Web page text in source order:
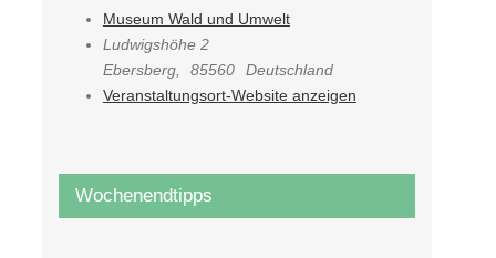
Museum Wald und Umwelt
Ludwigshöhe 2
Ebersberg, 85560
Deutschland
Veranstaltungsort-Website anzeigen
Wochenendtipps